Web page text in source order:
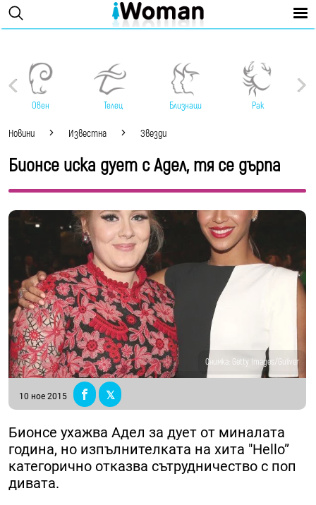
Овен Телец Близнаци Рак
Новини Известна Звезди
Бионсе иска дует с Адел, тя се дърпа
Снимка: Getty Images/Guliver
10 ное 2015
Бионсе ухажва Адел за дует от миналата
година, но изпълнителката на хита "Hello”
категорично отказва сътрудничество с поп
дивата.